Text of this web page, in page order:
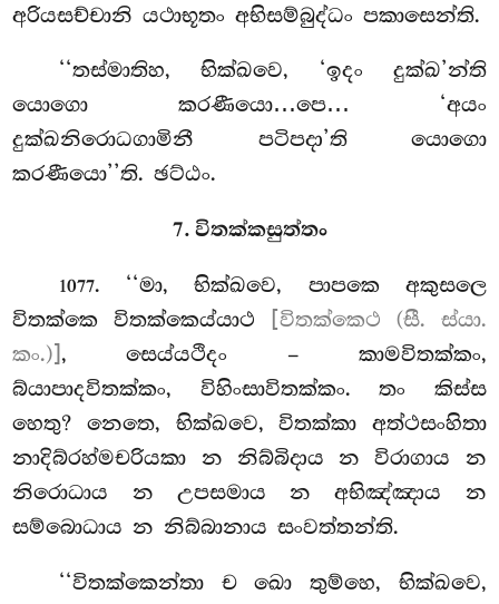
අරියසච්චානි යථාභූතං අභිසම්බුද්ධං පකාසෙන්ති.
‘‘තස්මාතිහ, භික්ඛවෙ, ‘ඉදං දුක්ඛ’න්ති
යොගො කරණීයො…පෙ… ‘අයං
දුක්ඛනිරොධගාමිනී පටිපදා’ති යොගො
කරණීයො’’ති. ඡට්ඨං.
7. විතක්කසුත්තං
1077. ‘‘මා, භික්ඛවෙ, පාපකෙ අකුසලෙ
විතක්කෙ විතක්කෙය්යාථ
[විතක්කෙථ (සී. ස්යා.
කං.)], සෙය්යථිදං – කාමවිතක්කං,
බ්යාපාදවිතක්කං, විහිංසාවිතක්කං. තං කිස්ස
හෙතු? නෙතෙ, භික්ඛවෙ, විතක්කා අත්ථසංහිතා
නාදිබ්රහ්මචරියකා න නිබ්බිදාය න විරාගාය න
නිරොධාය න උපසමාය න අභිඤ්ඤාය න
සම්බොධාය න නිබ්බානාය සංවත්තන්ති.
‘‘විතක්කෙන්තා ච ඛො තුම්හෙ, භික්ඛවෙ,